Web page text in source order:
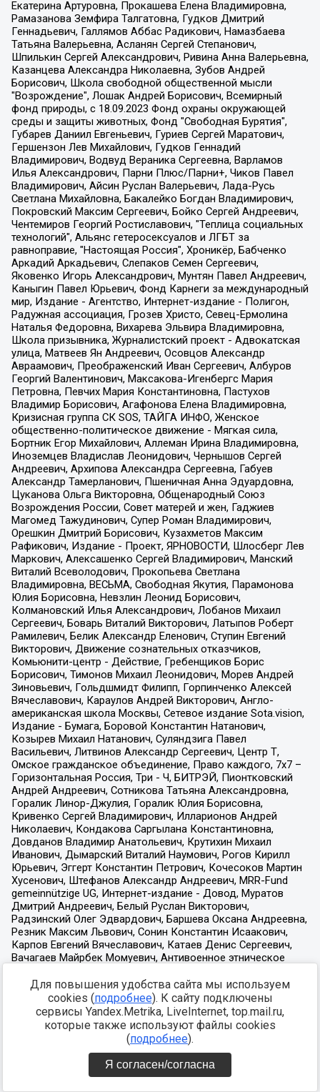
Для повышения удобства сайта мы используем
cookies (подробнее). К сайту подключены
сервисы Yandex.Metrika, LiveInternet, top.mail.ru,
которые также используют файлы cookies
(подробнее).
Я согласен/согласна